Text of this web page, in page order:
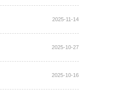
2025-11-14
2025-10-27
2025-10-16